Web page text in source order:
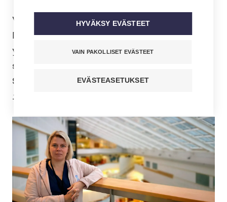
Vuoden 2022 lähihoitajaksi on valittu
Minna Vuola. Hän työskentelee Turun
yliopistollisessa keskussairaalassa
syöpäklinikalla. Valinta julkistettiin
Suomen lähihoitajien opintopäivässä
18.11.
HYVÄKSY EVÄSTEET
VAIN PAKOLLISET EVÄSTEET
EVÄSTEASETUKSET